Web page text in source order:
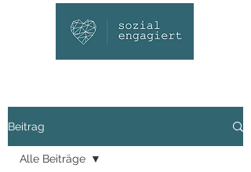
Beitrag
Alle Beiträge